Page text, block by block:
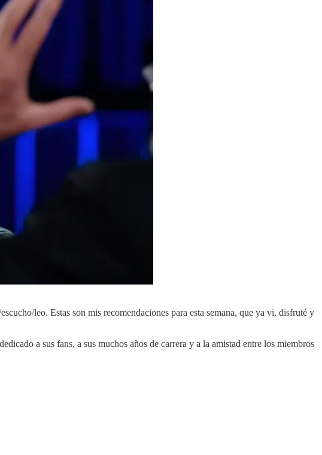
leo. Estas son mis recomendaciones para esta semana, que ya vi, disfruté y
a sus fans, a sus muchos años de carrera y a la amistad entre los miembros